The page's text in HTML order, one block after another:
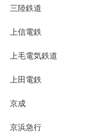
三陸鉄道
上信電鉄
上毛電気鉄道
上田電鉄
京成
京浜急行